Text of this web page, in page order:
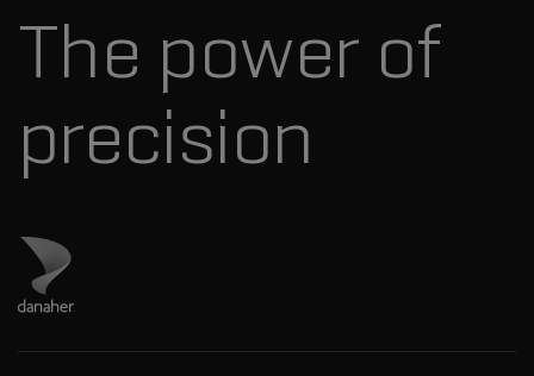
The power of
precision
ダナハーのサイトにアクセス